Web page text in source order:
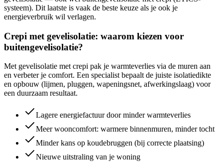
systeem). Dit laatste is vaak de beste keuze als je ook je
energieverbruik wil verlagen.
Crepi met gevelisolatie: waarom kiezen voor
buitengevelisolatie?
Met gevelisolatie met crepi pak je warmteverlies via de muren aan
en verbeter je comfort. Een specialist bepaalt de juiste isolatiedikte
en opbouw (lijmen, pluggen, wapeningsnet, afwerkingslaag) voor
een duurzaam resultaat.
Lagere energiefactuur door minder warmteverlies
Meer wooncomfort: warmere binnenmuren, minder tocht
Minder kans op koudebruggen (bij correcte plaatsing)
Nieuwe uitstraling van je woning